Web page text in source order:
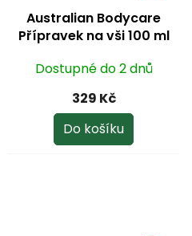
Australian Bodycare
Přípravek na vši 100 ml
Dostupné do 2 dnů
329 Kč
Do košíku